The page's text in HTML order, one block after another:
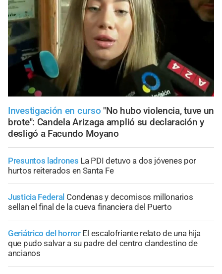
Investigación en curso "No hubo violencia, tuve un
brote": Candela Arizaga amplió su declaración y
desligó a Facundo Moyano
Presuntos ladrones La PDI detuvo a dos jóvenes por
hurtos reiterados en Santa Fe
Justicia Federal Condenas y decomisos millonarios
sellan el final de la cueva financiera del Puerto
Geriátrico del horror El escalofriante relato de una hija
que pudo salvar a su padre del centro clandestino de
ancianos